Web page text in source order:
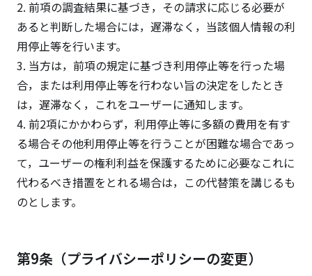
2. 前項の調査結果に基づき，その請求に応じる必要が
あると判断した場合には，遅滞なく，当該個人情報の利
用停止等を行います。
3. 当方は，前項の規定に基づき利用停止等を行った場
合，または利用停止等を行わない旨の決定をしたとき
は，遅滞なく，これをユーザーに通知します。
4. 前2項にかかわらず，利用停止等に多額の費用を有す
る場合その他利用停止等を行うことが困難な場合であっ
て，ユーザーの権利利益を保護するために必要なこれに
代わるべき措置をとれる場合は，この代替策を講じるも
のとします。
第9条（プライバシーポリシーの変更）